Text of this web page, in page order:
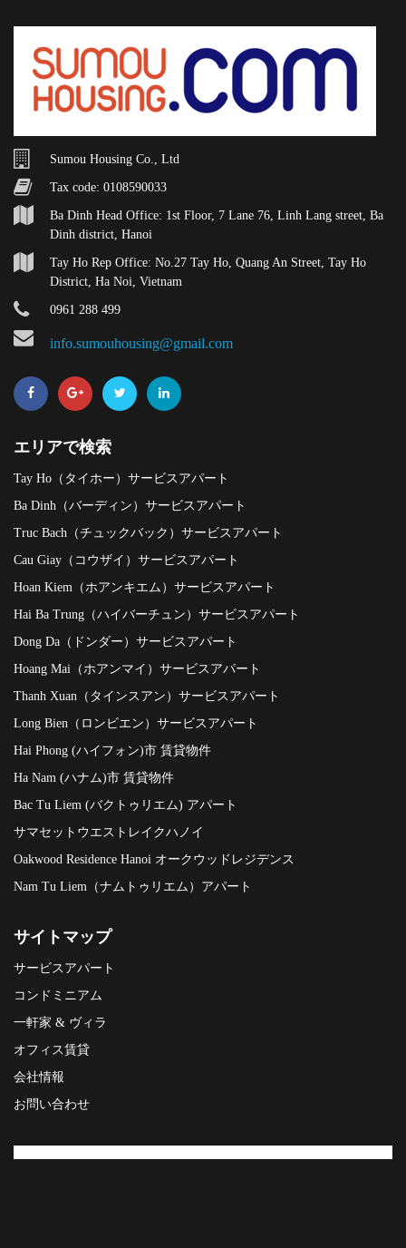
Sumou Housing Co., Ltd
Tax code: 0108590033
Ba Dinh Head Office: 1st Floor, 7 Lane 76, Linh Lang street, Ba
Dinh district, Hanoi
Tay Ho Rep Office: No.27 Tay Ho, Quang An Street, Tay Ho
District, Ha Noi, Vietnam
0961 288 499
info.sumouhousing@gmail.com
エリアで検索
Tay Ho（タイホー）サービスアパート
Ba Dinh（バーディン）サービスアパート
Truc Bach（チュックバック）サービスアパート
Cau Giay（コウザイ）サービスアパート
Hoan Kiem（ホアンキエム）サービスアパート
Hai Ba Trung（ハイバーチュン）サービスアパート
Dong Da（ドンダー）サービスアパート
Hoang Mai（ホアンマイ）サービスアパート
Thanh Xuan（タインスアン）サービスアパート
Long Bien（ロンビエン）サービスアパート
Hai Phong (ハイフォン)市 賃貸物件
Ha Nam (ハナム)市 賃貸物件
Bac Tu Liem (バクトゥリエム) アパート
サマセットウエストレイクハノイ
Oakwood Residence Hanoi オークウッドレジデンス
Nam Tu Liem（ナムトゥリエム）アパート
サイトマップ
サービスアパート
コンドミニアム
一軒家 & ヴィラ
オフィス賃貸
会社情報
お問い合わせ